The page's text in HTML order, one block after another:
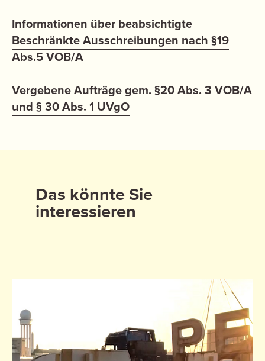
Informationen über beabsichtigte
Beschränkte Ausschreibungen nach §19
Abs.5 VOB/A
Vergebene Aufträge gem. §20 Abs. 3 VOB/A
und § 30 Abs. 1 UVgO
Das könnte Sie
interessieren